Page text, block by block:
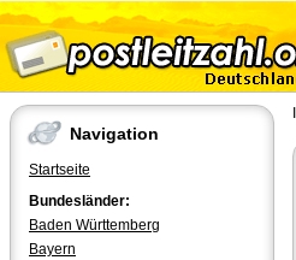
Navigation
Startseite
Bundesländer:
Baden Württemberg
Bayern